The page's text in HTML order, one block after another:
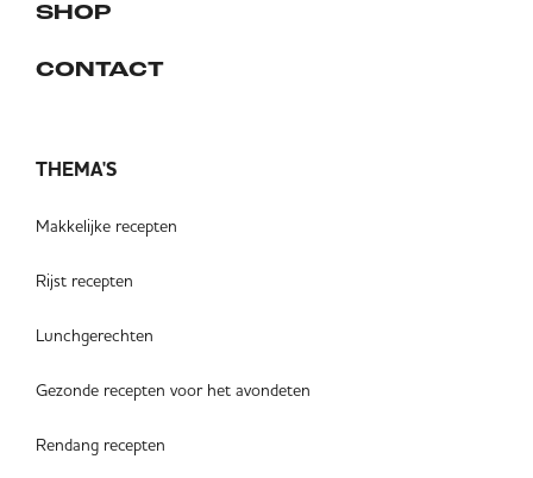
SHOP
CONTACT
THEMA'S
Makkelijke recepten
Rijst recepten
Lunchgerechten
Gezonde recepten voor het avondeten
Rendang recepten